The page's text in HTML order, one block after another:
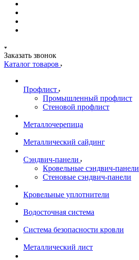
Заказать звонок
Каталог товаров
Профлист
Промышленный профлист
Стеновой профлист
Металлочерепица
Металлический сайдинг
Сэндвич-панели
Кровельные сэндвич-панели
Стеновые сэндвич-панели
Кровельные уплотнители
Водосточная система
Система безопасности кровли
Металлический лист